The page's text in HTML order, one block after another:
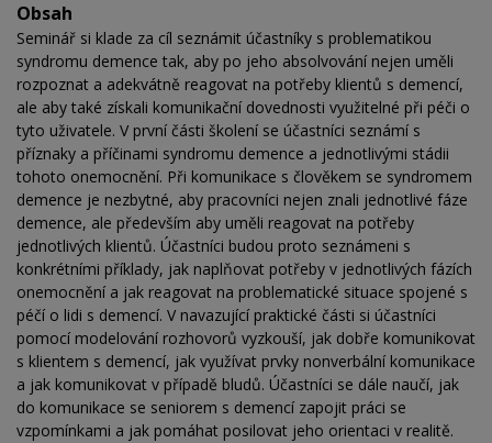
Obsah
Seminář si klade za cíl seznámit účastníky s problematikou
syndromu demence tak, aby po jeho absolvování nejen uměli
rozpoznat a adekvátně reagovat na potřeby klientů s demencí,
ale aby také získali komunikační dovednosti využitelné při péči o
tyto uživatele. V první části školení se účastníci seznámí s
příznaky a příčinami syndromu demence a jednotlivými stádii
tohoto onemocnění. Při komunikace s člověkem se syndromem
demence je nezbytné, aby pracovníci nejen znali jednotlivé fáze
demence, ale především aby uměli reagovat na potřeby
jednotlivých klientů. Účastníci budou proto seznámeni s
konkrétními příklady, jak naplňovat potřeby v jednotlivých fázích
onemocnění a jak reagovat na problematické situace spojené s
péčí o lidi s demencí. V navazující praktické části si účastníci
pomocí modelování rozhovorů vyzkouší, jak dobře komunikovat
s klientem s demencí, jak využívat prvky nonverbální komunikace
a jak komunikovat v případě bludů. Účastníci se dále naučí, jak
do komunikace se seniorem s demencí zapojit práci se
vzpomínkami a jak pomáhat posilovat jeho orientaci v realitě.